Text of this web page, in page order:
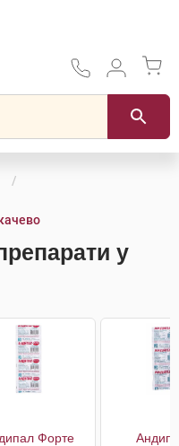
у
Форте